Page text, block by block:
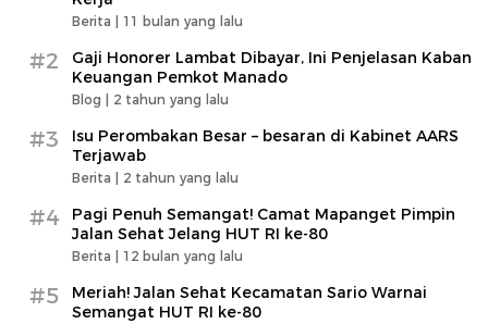
Berita | 11 bulan yang lalu
#2
Gaji Honorer Lambat Dibayar, Ini Penjelasan Kaban
Keuangan Pemkot Manado
Blog | 2 tahun yang lalu
#3
Isu Perombakan Besar – besaran di Kabinet AARS
Terjawab
Berita | 2 tahun yang lalu
#4
Pagi Penuh Semangat! Camat Mapanget Pimpin
Jalan Sehat Jelang HUT RI ke-80
Berita | 12 bulan yang lalu
#5
Meriah! Jalan Sehat Kecamatan Sario Warnai
Semangat HUT RI ke-80